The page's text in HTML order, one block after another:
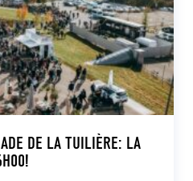
DE LA TUILIÈRE: LA